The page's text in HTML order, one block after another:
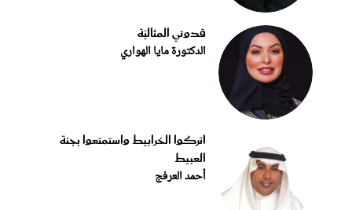
قدوتي المثاليّة
الدكتورة مايا الهواري
اتركوا الخرابيط واستمتعوا بجنة
العبيط
أحمد العرفج